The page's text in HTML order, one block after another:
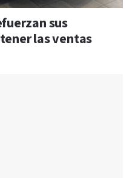
sus
las ventas